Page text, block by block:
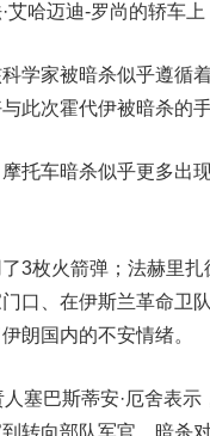
哈迈迪-罗尚的轿车上
家被暗杀似乎遵循
此次霍代伊被暗杀的
车暗杀似乎更多出
3枚火箭弹； 法赫里扎
口、在伊斯兰革命卫
朗国内的不安情绪。
塞巴斯蒂安·厄舍表示
转向部队军官，暗杀